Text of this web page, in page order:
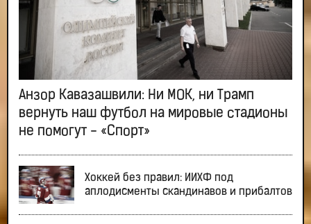
Анзор Кавазашвили: Ни МОК, ни Трамп
вернуть наш футбол на мировые стадионы
не помогут - «Спорт»
Хоккей без правил: ИИХФ под
аплодисменты скандинавов и прибалтов